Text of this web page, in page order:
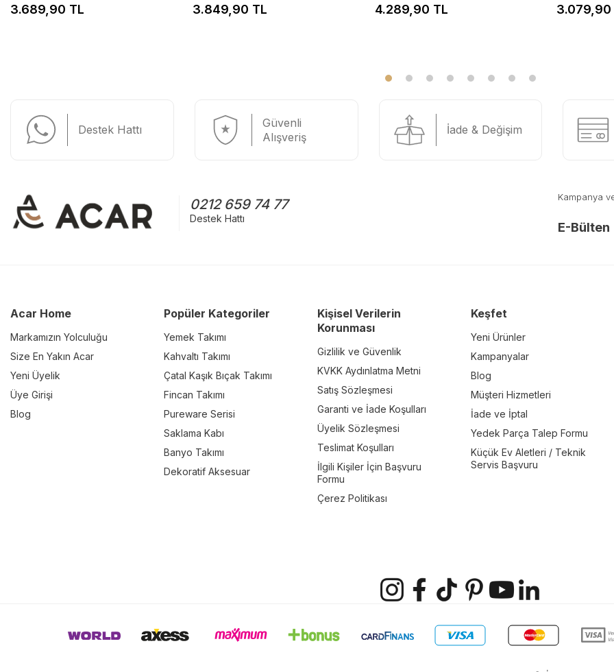
3.689,90 TL 3.849,90 TL 4.289,90 TL 3.079,90
Destek Hattı
Güvenli
Alışveriş
İade & Değişim
0212 659 74 77
Destek Hattı
Kampanya
E-Bülten
Acar Home
Markamızın Yolculuğu
Size En Yakın Acar
Yeni Üyelik
Üye Girişi
Blog
Popüler Kategoriler
Yemek Takımı
Kahvaltı Takımı
Çatal Kaşık Bıçak Takımı
Fincan Takımı
Pureware Serisi
Saklama Kabı
Banyo Takımı
Dekoratif Aksesuar
Kişisel Verilerin
Korunması
Gizlilik ve Güvenlik
KVKK Aydınlatma Metni
Satış Sözleşmesi
Garanti ve İade Koşulları
Üyelik Sözleşmesi
Teslimat Koşulları
İlgili Kişiler İçin Başvuru
Formu
Çerez Politikası
Keşfet
Yeni Ürünler
Kampanyalar
Blog
Müşteri Hizmetleri
İade ve İptal
Yedek Parça Talep Formu
Küçük Ev Aletleri / Teknik
Servis Başvuru